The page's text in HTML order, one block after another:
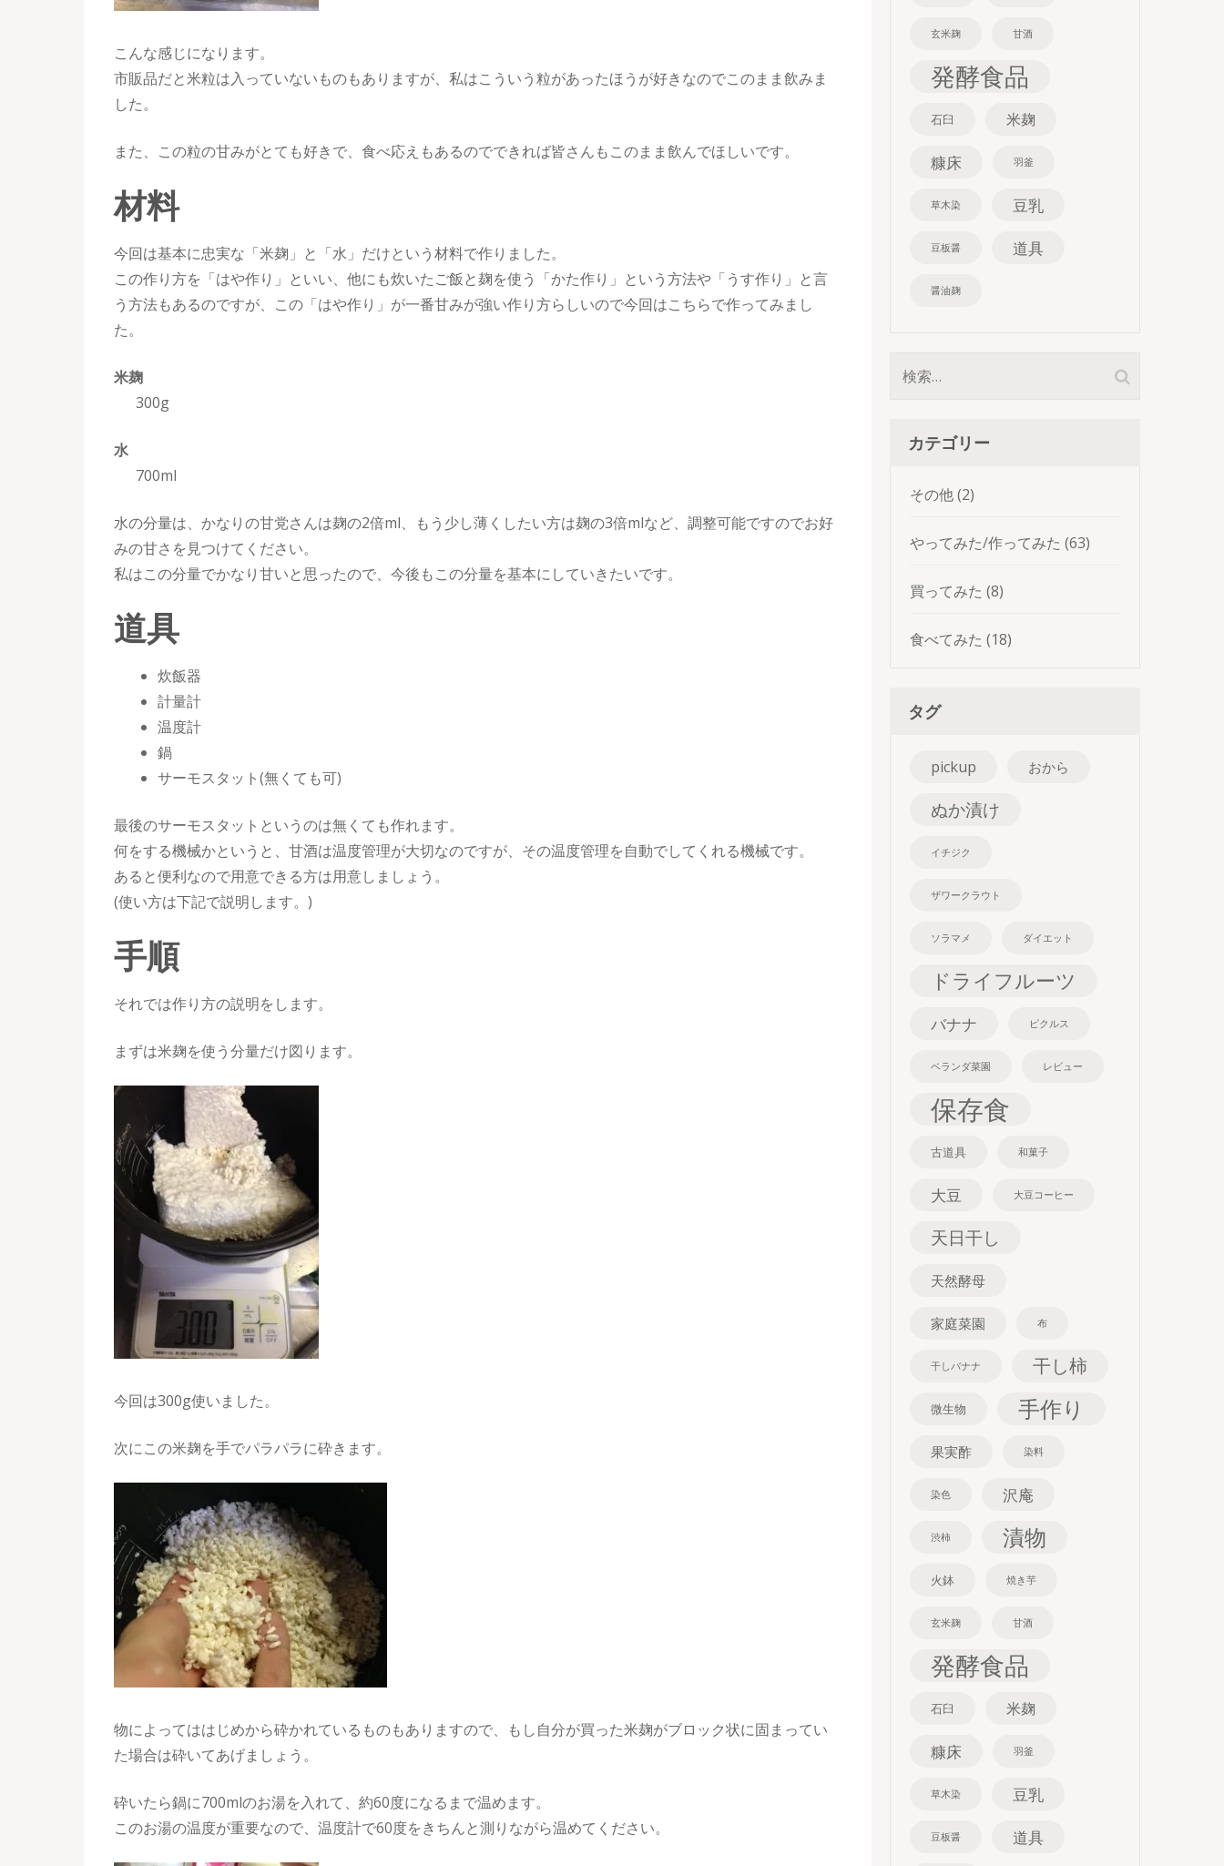
こんな感じになります。
市販品だと米粒は入っていないものもありますが、私はこういう粒があったほうが好きなのでこのまま飲みま
した。
また、この粒の甘みがとても好きで、食べ応えもあるのでできれば皆さんもこのまま飲んでほしいです。
材料
今回は基本に忠実な「米麹」と「水」だけという材料で作りました。
この作り方を「はや作り」といい、他にも炊いたご飯と麹を使う「かた作り」という方法や「うす作り」と言
う方法もあるのですが、この「はや作り」が一番甘みが強い作り方らしいので今回はこちらで作ってみまし
た。
米麹
300g
水
700ml
水の分量は、かなりの甘党さんは麹の2倍ml、もう少し薄くしたい方は麹の3倍mlなど、調整可能ですのでお好
みの甘さを見つけてください。
私はこの分量でかなり甘いと思ったので、今後もこの分量を基本にしていきたいです。
道具
炊飯器
計量計
温度計
鍋
サーモスタット(無くても可)
最後のサーモスタットというのは無くても作れます。
何をする機械かというと、甘酒は温度管理が大切なのですが、その温度管理を自動でしてくれる機械です。
あると便利なので用意できる方は用意しましょう。
(使い方は下記で説明します。)
手順
それでは作り方の説明をします。
まずは米麹を使う分量だけ図ります。
今回は300g使いました。
次にこの米麹を手でパラパラに砕きます。
物によってははじめから砕かれているものもありますので、もし自分が買った米麹がブロック状に固まってい
た場合は砕いてあげましょう。
砕いたら鍋に700mlのお湯を入れて、約60度になるまで温めます。
このお湯の温度が重要なので、温度計で60度をきちんと測りながら温めてください。
玄米麹 甘酒
発酵食品
石臼 米麹
糠床 羽釜
草木染 豆乳
豆板醤 道具
醤油麹
検
カテゴリー
その他(2)
やってみた/作ってみた (63)
買ってみた (8)
食べてみた (18)
タグ
pickup おから
ぬか漬け
イチジク
ザワークラウト
ソラマメ ダイエット
ドライフルーツ
バナナ ピクルス
ベランダ菜園 レビュー
保存食
古道具 和菓子
大豆 大豆コーヒー
天日干し
天然酵母
家庭菜園 布
干しバナナ 干し柿
微生物 手作り
果実酢 染料
染色 沢庵
渋柿 漬物
火鉢 焼き芋
玄米麹 甘酒
発酵食品
石臼 米麹
糠床 羽釜
草木染 豆乳
豆板醤 道具